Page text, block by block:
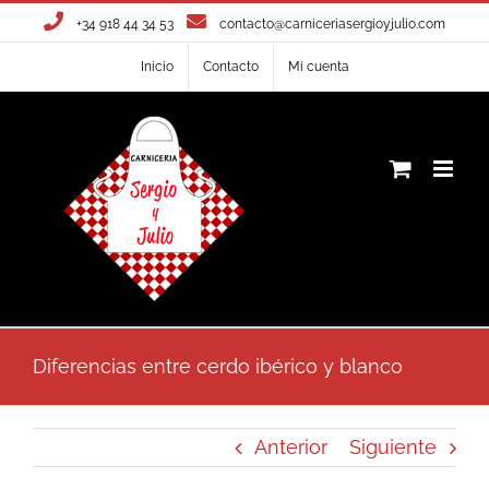
al
+34 918 44 34 53 contacto@carniceriasergioyjulio.com
Inicio Contacto Mi cuenta
Diferencias entre cerdo ibérico y blanco
Anterior Siguiente